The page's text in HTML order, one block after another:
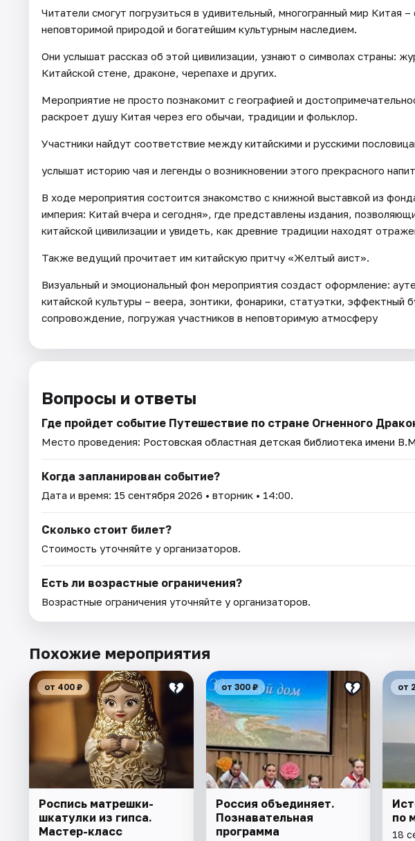
Читатели смогут погрузиться в удивительный, многогранный мир Китая
неповторимой природой и богатейшим культурным наследием.
Они услышат рассказ об этой цивилизации, узнают о символах страны:
Китайской стене, драконе, черепахе и других.
Мероприятие не просто познакомит с географией и
раскроет душу Китая через его обычаи, традиции и фольклор.
Участники найдут соответствие между китайскими и русскими
услышат историю чая и легенды о возникновении этого прекрасного
В ходе мероприятия состоится знакомство с книжной выставкой из
империя: Китай вчера и сегодня», где представлены издания,
китайской цивилизации и увидеть, как древние традиции находят
Также ведущий прочитает им китайскую притчу «Желтый аист».
Визуальный и эмоциональный фон мероприятия создаст оформление:
китайской культуры – веера, зонтики, фонарики, статуэтки, эффектный
сопровождение, погружая участников в неповторимую атмосферу
Вопросы и ответы
Где пройдет событие Путешествие по стране Огненного
Место проведения: Ростовская областная детская библиотека имени
Когда запланирован событие?
Дата и время: 15 сентября 2026 • вторник • 14:00.
Сколько стоит билет?
Стоимость уточняйте у организаторов.
Есть ли возрастные ограничения?
Возрастные ограничения уточняйте у организаторов.
Похожие мероприятия
от 400 ₽
Роспись матрешки-
шкатулки из гипса.
Мастер-класс
от 300 ₽
Россия объединяет.
Познавательная
программа
от
по
18